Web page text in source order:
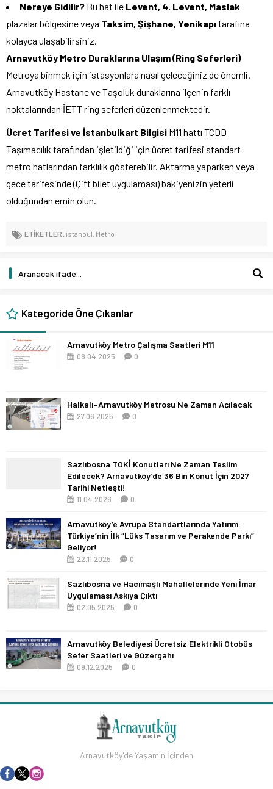
Nereye Gidilir? Bu hat ile Levent, 4. Levent, Maslak
plazalar bölgesine veya Taksim, Şişhane, Yenikapıtarafına
kolayca ulaşabilirsiniz.
Arnavutköy Metro Duraklarına Ulaşım (Ring Seferleri)
Metroya binmek için istasyonlara nasıl geleceğiniz de önemli.
Arnavutköy Hastane ve Taşoluk duraklarına ilçenin farklı
noktalarından İETT ring seferleri düzenlenmektedir.
Ücret Tarifesi ve İstanbulkart Bilgisi M11 hattı TCDD
Taşımacılık tarafından işletildiği için ücret tarifesi standart
metro hatlarından farklılık gösterebilir. Aktarma yaparken veya
gece tarifesinde (Çift bilet uygulaması) bakiyenizin yeterli
olduğundan emin olun.
ETİKETLER: istanbul, Metro
Kategoride Öne Çıkanlar
Arnavutköy Metro Çalışma Saatleri M11
08.04.2025 0
Halkalı–Arnavutköy Metrosu Ne Zaman Açılacak
27.06.2025 0
Sazlıbosna TOKİ Konutları Ne Zaman Teslim
Edilecek? Arnavutköy’de 36 Bin Konut İçin 2027
Tarihi Netleşti!
11.04.2026 0
Arnavutköy’e Avrupa Standartlarında Yatırım:
Türkiye’nin İlk “Lüks Tasarım ve Perakende Parkı”
Geliyor!
22.11.2025 0
Sazlıbosna ve Hacımaşlı Mahallelerinde Yeni İmar
Uygulaması Askıya Çıktı
02.05.2025 0
Arnavutköy Belediyesi Ücretsiz Elektrikli Otobüs
Sefer Saatleri ve Güzergahı
09.12.2025 0
Arnavutköy'de Yaşamın İçinden